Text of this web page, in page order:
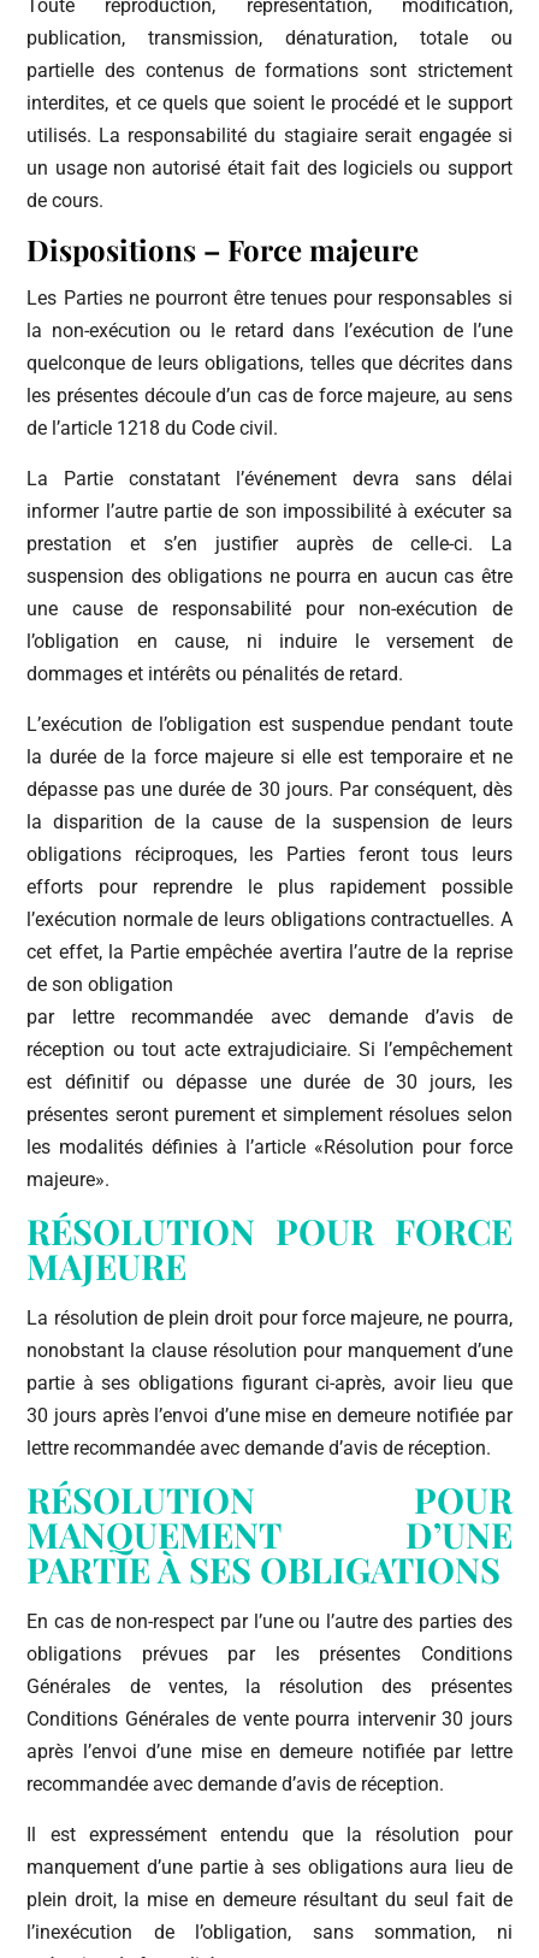
Toute reproduction, représentation, modification,
publication, transmission, dénaturation, totale ou
partielle des contenus de formations sont strictement
interdites, et ce quels que soient le procédé et le support
utilisés. La responsabilité du stagiaire serait engagée si
un usage non autorisé était fait des logiciels ou support
de cours.
Dispositions – Force majeure
Les Parties ne pourront être tenues pour responsables si
la non-exécution ou le retard dans l’exécution de l’une
quelconque de leurs obligations, telles que décrites dans
les présentes découle d’un cas de force majeure, au sens
de l’article 1218 du Code civil.
La Partie constatant l’événement devra sans délai
informer l’autre partie de son impossibilité à exécuter sa
prestation et s’en justifier auprès de celle-ci. La
suspension des obligations ne pourra en aucun cas être
une cause de responsabilité pour non-exécution de
l’obligation en cause, ni induire le versement de
dommages et intérêts ou pénalités de retard.
L’exécution de l’obligation est suspendue pendant toute
la durée de la force majeure si elle est temporaire et ne
dépasse pas une durée de 30 jours. Par conséquent, dès
la disparition de la cause de la suspension de leurs
obligations réciproques, les Parties feront tous leurs
efforts pour reprendre le plus rapidement possible
l’exécution normale de leurs obligations contractuelles. A
cet effet, la Partie empêchée avertira l’autre de la reprise
de son obligation
par lettre recommandée avec demande d’avis de
réception ou tout acte extrajudiciaire. Si l’empêchement
est définitif ou dépasse une durée de 30 jours, les
présentes seront purement et simplement résolues selon
les modalités définies à l’article «Résolution pour force
majeure».
RÉSOLUTION POUR FORCE
MAJEURE
La résolution de plein droit pour force majeure, ne pourra,
nonobstant la clause résolution pour manquement d’une
partie à ses obligations figurant ci-après, avoir lieu que
30 jours après l’envoi d’une mise en demeure notifiée par
lettre recommandée avec demande d’avis de réception.
RÉSOLUTION POUR
MANQUEMENT D’UNE
PARTIE À SES OBLIGATIONS
En cas de non-respect par l’une ou l’autre des parties des
obligations prévues par les présentes Conditions
Générales de ventes, la résolution des présentes
Conditions Générales de vente pourra intervenir 30 jours
après l’envoi d’une mise en demeure notifiée par lettre
recommandée avec demande d’avis de réception.
Il est expressément entendu que la résolution pour
manquement d’une partie à ses obligations aura lieu de
plein droit, la mise en demeure résultant du seul fait de
l’inexécution de l’obligation, sans sommation, ni